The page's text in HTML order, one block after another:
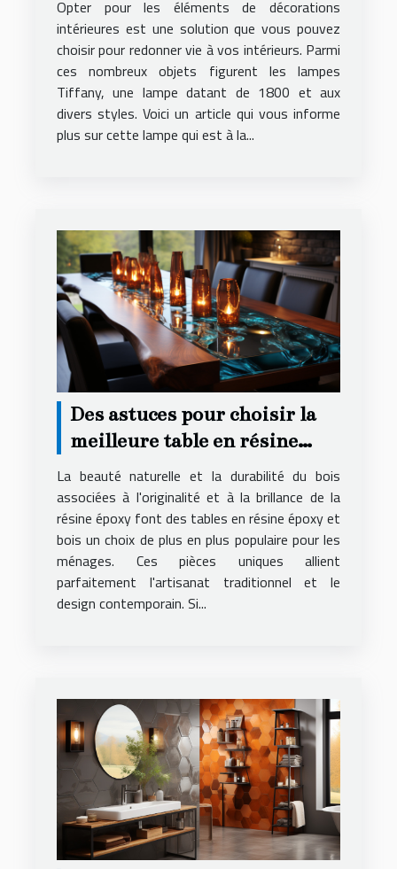
Opter pour les éléments de décorations
intérieures est une solution que vous pouvez
choisir pour redonner vie à vos intérieurs. Parmi
ces nombreux objets figurent les lampes
Tiffany, une lampe datant de 1800 et aux
divers styles. Voici un article qui vous informe
plus sur cette lampe qui est à la...
Des astuces pour choisir la
meilleure table en résine
époxy et bois pour votre
logement
La beauté naturelle et la durabilité du bois
associées à l'originalité et à la brillance de la
résine époxy font des tables en résine époxy et
bois un choix de plus en plus populaire pour les
ménages. Ces pièces uniques allient
parfaitement l'artisanat traditionnel et le
design contemporain. Si...